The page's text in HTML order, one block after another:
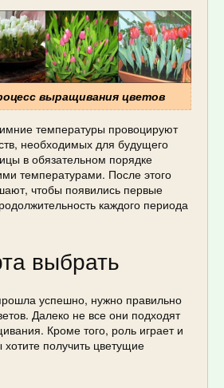
выращивания цветов
температуры провоцируют
необходимых для будущего
в обязательном порядке
температурами. После этого
чтобы появились первые
каждого периода
выбрать
успешно, нужно правильно
Далеко не все они подходят
Кроме того, роль играет и
хотите получить цветущие